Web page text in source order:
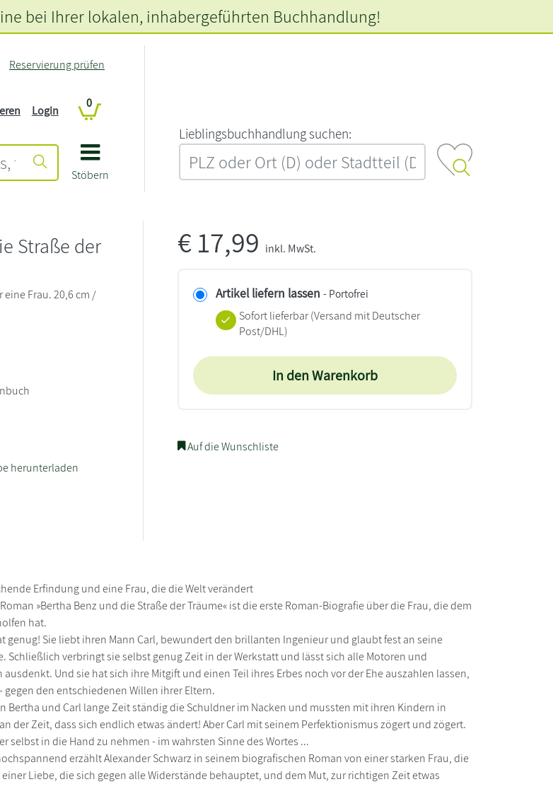
Stöbern
Reservierung prüfen
Login
0
L‍i‍e‍b‍l‍i‍n‍g‍s‍b‍u‍c‍h‍h‍a‍n‍d‍l‍u‍n‍g‍ ‍s‍u‍c‍h‍e‍n‍:‍
bei Ihrer lokalen, inhabergeführten Buchhandlung!
Straße der
eine Frau. 20,6 cm /
herunterladen
€17,99 inkl. MwSt.
Artikel liefern lassen - Portofrei
Sofort lieferbar(Versand mit Deutscher
Post/DHL)
In den Warenkorb
Auf die Wunschliste
Erfindung und eine Frau, die die Welt verändert
»Bertha Benz und die Straße der Träume« ist die erste Roman-Biografie über die Frau, die dem
hat.
genug! Sie liebt ihren Mann Carl, bewundert den brillanten Ingenieur und glaubt fest an seine
Schließlich verbringt sie selbst genug Zeit in der Werkstatt und lässt sich alle Motoren und
Und sie hat sich ihre Mitgift und einen Teil ihres Erbes noch vor der Ehe auszahlen lassen,
den entschiedenen Willen ihrer Eltern.
Bertha und Carl lange Zeit ständig die Schuldner im Nacken und mussten mit ihren Kindern in
der Zeit, dass sich endlich etwas ändert! Aber Carl mit seinem Perfektionismus zögert und zögert.
selbst in die Hand zu nehmen - im wahrsten Sinne des Wortes ...
erzählt Alexander Schwarz in seinem biografischen Roman von einer starken Frau, die
Liebe, die sich gegen alle Widerstände behauptet, und dem Mut, zur richtigen Zeit etwas